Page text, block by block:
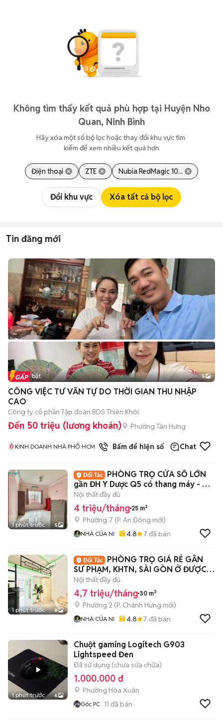
Không tìm thấy kết quả phù hợp tại Huyện Nho
Quan, Ninh Bình
Hãy xóa một số bộ lọc hoặc thay đổi khu vực tìm
kiếm để xem nhiều kết quả hơn
Điện thoại ZTE Nubia RedMagic 10...
Đổi khu vực Xóa tất cả bộ lọc
Tin đăng mới
Tin nổi bật 5
CÔNG VIỆC TƯ VẤN TỰ DO THỜI GIAN THU NHẬP
CAO
Công ty cổ phần Tập đoàn BDS Thiên Khôi
Đến 50 triệu (lương khoán) Phường Tân Hưng
KINH DOANH NHÀ PHỐ HCM 1đã bánBấm để hiện số Chat
1 phút trước 5
PHÒNG TRỌ CỬA SỔ LỚN
gần ĐH Y Dược Q5 có thang máy - Ở
được 2-3 người
Nội thất đầy đủ
4 triệu/tháng 25 m²
Phường 7 (P. An Đông mới)
NHÀ CỦA NI 4.8 7 đã bán
1 phút trước 8
PHÒNG TRỌ GIÁ RẺ GẦN
SƯ PHẠM, KHTN, SÀI GÒN Ở ĐƯỢC 4
NGƯỜI - SÁT Q5
Nội thất đầy đủ
4,7 triệu/tháng 30 m²
Phường 2 (P. Chánh Hưng mới)
NHÀ CỦA NI 4.8 7 đã bán
1 phút trước 6
Chuột gaming Logitech G903
Lightspeed Đen
Đã sử dụng (chưa sửa chữa)
1.000.000 đ
Phường Hòa Xuân
Góc PC 11 đã bán